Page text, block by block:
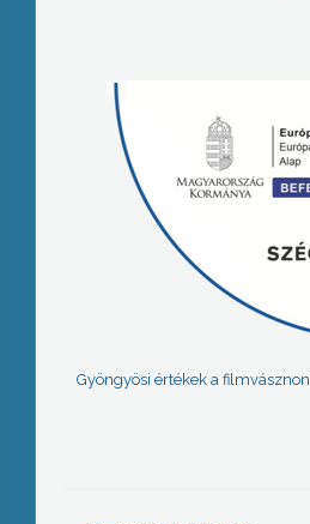
Gyöngyösi értékek a filmvásznon